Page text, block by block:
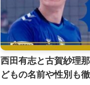
西田有志と古賀紗理
どもの名前や性別も